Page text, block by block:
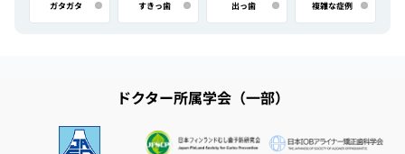
ガタガタ すきっ歯 出っ歯 複雑な症例
ドクター所属学会（一部）